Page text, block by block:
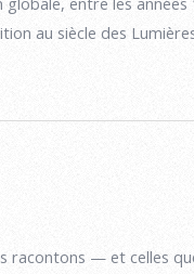
au siècle des
racontons — et celles